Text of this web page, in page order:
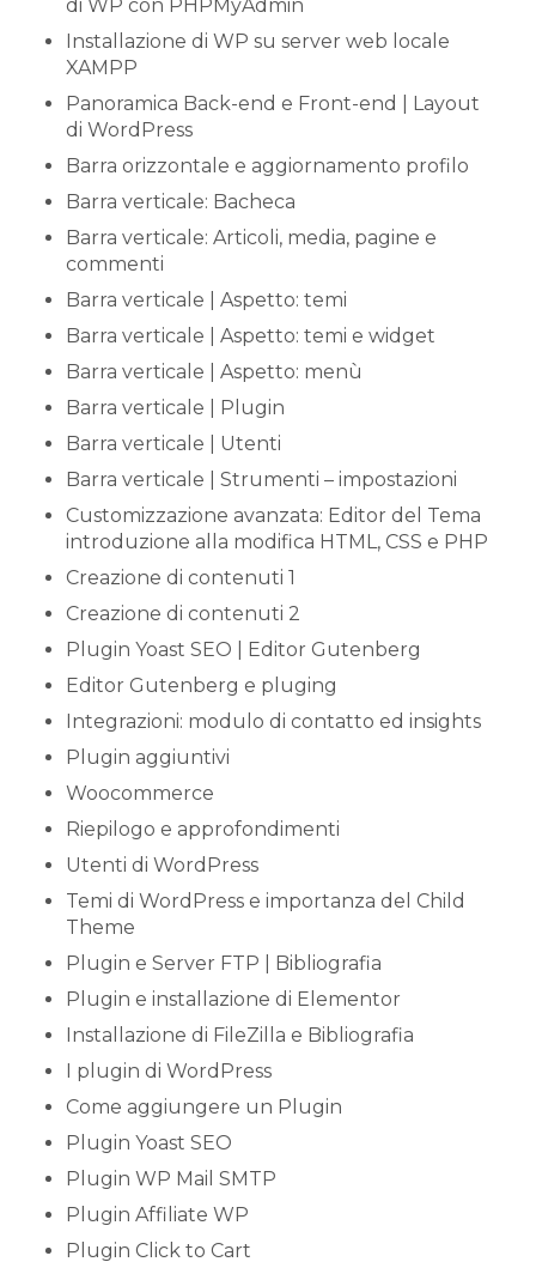
di WP con PHPMyAdmin
Installazione di WP su server web locale
XAMPP
Panoramica Back-end e Front-end | Layout
di WordPress
Barra orizzontale e aggiornamento profilo
Barra verticale: Bacheca
Barra verticale: Articoli, media, pagine e
commenti
Barra verticale | Aspetto: temi
Barra verticale | Aspetto: temi e widget
Barra verticale | Aspetto: menù
Barra verticale | Plugin
Barra verticale | Utenti
Barra verticale | Strumenti – impostazioni
Customizzazione avanzata: Editor del Tema
introduzione alla modifica HTML, CSS e PHP
Creazione di contenuti 1
Creazione di contenuti 2
Plugin Yoast SEO | Editor Gutenberg
Editor Gutenberg e pluging
Integrazioni: modulo di contatto ed insights
Plugin aggiuntivi
Woocommerce
Riepilogo e approfondimenti
Utenti di WordPress
Temi di WordPress e importanza del Child
Theme
Plugin e Server FTP | Bibliografia
Plugin e installazione di Elementor
Installazione di FileZilla e Bibliografia
I plugin di WordPress
Come aggiungere un Plugin
Plugin Yoast SEO
Plugin WP Mail SMTP
Plugin Affiliate WP
Plugin Click to Cart